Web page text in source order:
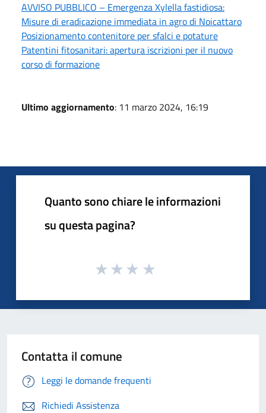
AVVISO PUBBLICO – Emergenza Xylella fastidiosa:
Misure di eradicazione immediata in agro di Noicattaro
Posizionamento contenitore per sfalci e potature
Patentini fitosanitari: apertura iscrizioni per il nuovo
corso di formazione
Ultimo aggiornamento: 11 marzo 2024, 16:19
Quanto sono chiare le informazioni
su questa pagina?
Contatta il comune
Leggi le domande frequenti
Richiedi Assistenza